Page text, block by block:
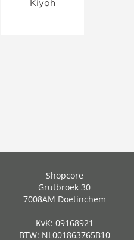
Shopcore
Grutbroek 30
7008AM Doetinchem
KvK: 09168921
BTW: NL001863765B10